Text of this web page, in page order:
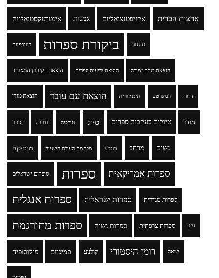
אינטרטקסטואליות אמנות אקזיסטנציאליזם ארצות הברית
ביוגרפיות ביקורת ספרות גזענות
הוצאת הקיבוץ המאוחד הוצאת ידיעות ספרים הוצאת כנרת זמורה
הוצאת מודן הוצאת עם עובד היסטוריה המשוטט זהות
זיכרון חירות טורקיה טיול טיולים בעקבות ספרים מגדר
מוסיקה מלחמת העולם השנייה מסע מרחב נשים
סופרים ישראלים ספרות ספרות אמריקאית
ספרות אנגלית ספרות ישראלית ספרות מגדרית
ספרות מתורגמת ספרות נשית ספרות צרפתית עיון
פילוסופיה פמיניזם קולנוע רומן היסטורי שואה